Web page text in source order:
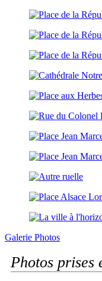
Galerie Photos
Photos prises